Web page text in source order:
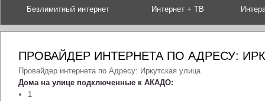
Безлимитный интернет Интернет + ТВ
ПРОВАЙДЕР ИНТЕРНЕТА ПО АДРЕСУ:
Провайдер интернета по Адресу: Иркутская улица
Дома на улице подключенные к АКАДО:
1